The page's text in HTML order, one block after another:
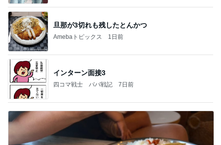
旦那が3切れも残したとんかつ
Amebaトピックス 1日前
インターン面接3
四コマ戦士 パパ戦記 7日前